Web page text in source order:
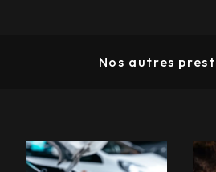
Nos autres